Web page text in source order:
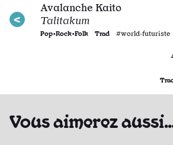
Avalanche Kaito
Talitakum
Pop•Rock•Folk Trad
Vous aimerez